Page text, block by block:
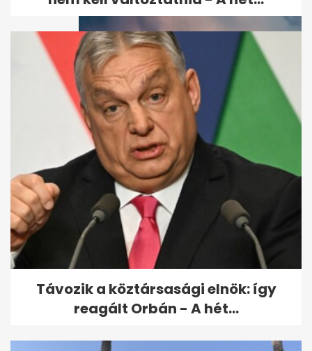
Ritka időjárási jelenség zajlik
Grönlandnál, aminek pár nap...
Távozik a köztársasági elnök: így
reagált Orbán - A hét...